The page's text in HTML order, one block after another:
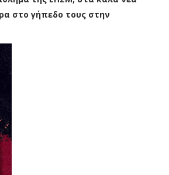
στο γήπεδο τους στην